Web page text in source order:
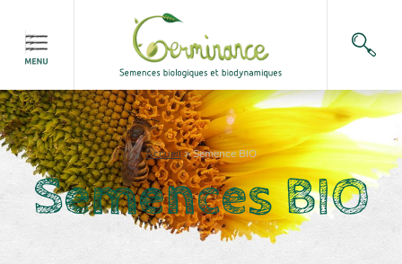
Accueil>Semence BIO
Semences BIO